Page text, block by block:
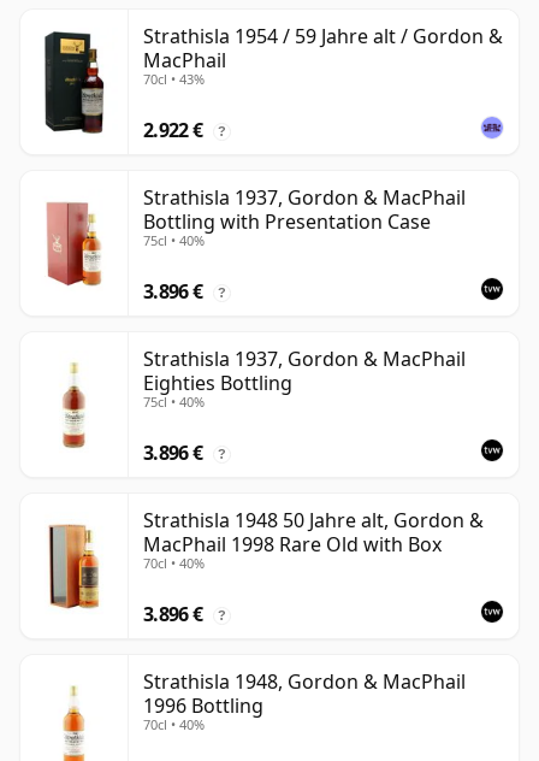
Strathisla 1954 / 59 Jahre alt / Gordon &
MacPhail
70cl • 43%
2.922 € ?
Strathisla 1937, Gordon & MacPhail
Bottling with Presentation Case
75cl • 40%
3.896 € ?
Strathisla 1937, Gordon & MacPhail
Eighties Bottling
75cl • 40%
3.896 € ?
Strathisla 1948 50 Jahre alt, Gordon &
MacPhail 1998 Rare Old with Box
70cl • 40%
3.896 € ?
Strathisla 1948, Gordon & MacPhail
1996 Bottling
70cl • 40%